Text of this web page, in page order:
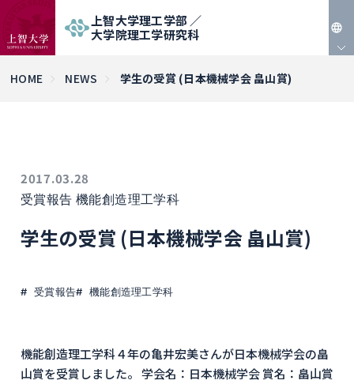
上智大学理工学部 ／
大学院理工学研究科
HOME NEWS 学生の受賞 (日本機械学会 畠山賞)
2017.03.28
受賞報告 機能創造理工学科
学生の受賞 (日本機械学会 畠山賞)
受賞報告 機能創造理工学科
機能創造理工学科４年の亀井宏美さんが日本機械学会の畠
山賞を受賞しました。 学会名：日本機械学会 賞名：畠山賞